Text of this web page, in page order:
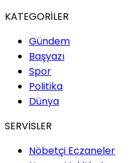
KATEGORİLER
Gündem
Başyazı
Spor
Politika
Dünya
SERVİSLER
Nöbetçi Eczaneler